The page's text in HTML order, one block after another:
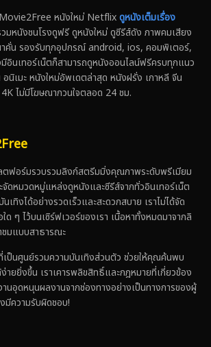
หนังใหม่ Netflixดูหนังเต็มเรื่อง
มหนังชนโรงดูฟรี ดูหนังใหม่ ดูซีรีส์ดัง ภาพคมเสียง
าคั่น รองรับทุกอุปกรณ์ android, ios, คอมพิเตอร์,
นเทอร์เน็ตก็สามารถดูหนังออนไลน์ฟรีครบทุกแนว
นิเมะ หนังใหม่อัพเดตล่าสุด หนังฝรั่ง เกาหลี จีน
ไม่มีโฆษณากวนใจตลอด 24 ชม.
ฟอร์มรวบรวมลิงก์สตรีมมิ่งคุณภาพระดับพรีเมียม
ดหมวดหมู่แหล่งดูหนังและซีรีส์จากทั่วอินเทอร์เน็ต
เทิงได้อย่างรวดเร็วและสะดวกสบาย เราไม่ได้จัด
ด ๆ ไว้บนเซิร์ฟเวอร์ของเรา เนื้อหาทั้งหมดมาจากลิ
ชมแบบสาธารณะ
ป็นศูนย์รวมความบันเทิงส่วนตัว ช่วยให้คุณค้นพบ
ายยิ่งขึ้น เราเคารพลิขสิทธิ์และกฎหมายที่เกี่ยวข้อง
านอุดหนุนผลงานจากช่องทางอย่างเป็นทางการของผู้
มีความรับผิดชอบ!